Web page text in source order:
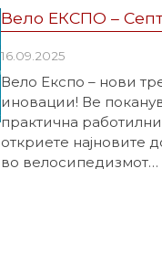
Вело ЕКСПО –
16.09.2025
Вело Експо – нови
иновации! Ве
практична
откриете најновите
во велосипедизмот…